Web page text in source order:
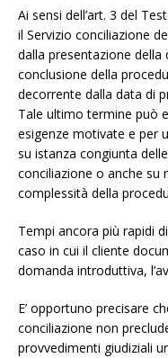
Ai sensi dell’art. 3 del
il Servizio conciliazione
dalla presentazione
conclusione della
decorrente dalla data di
Tale ultimo termine può
esigenze motivate e per
su istanza congiunta
conciliazione o anche su
complessità della
Tempi ancora più rapidi
caso in cui il cliente
domanda introduttiva,
E’ opportuno precisare
conciliazione non
provvedimenti giudiziali